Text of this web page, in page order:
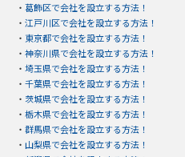
・ 葛飾区で会社を設立する方法！
・ 江戸川区で会社を設立する方法！
・ 東京都で会社を設立する方法！
・ 神奈川県で会社を設立する方法！
・ 埼玉県で会社を設立する方法！
・ 千葉県で会社を設立する方法！
・ 茨城県で会社を設立する方法！
・ 栃木県で会社を設立する方法！
・ 群馬県で会社を設立する方法！
・ 山梨県で会社を設立する方法！